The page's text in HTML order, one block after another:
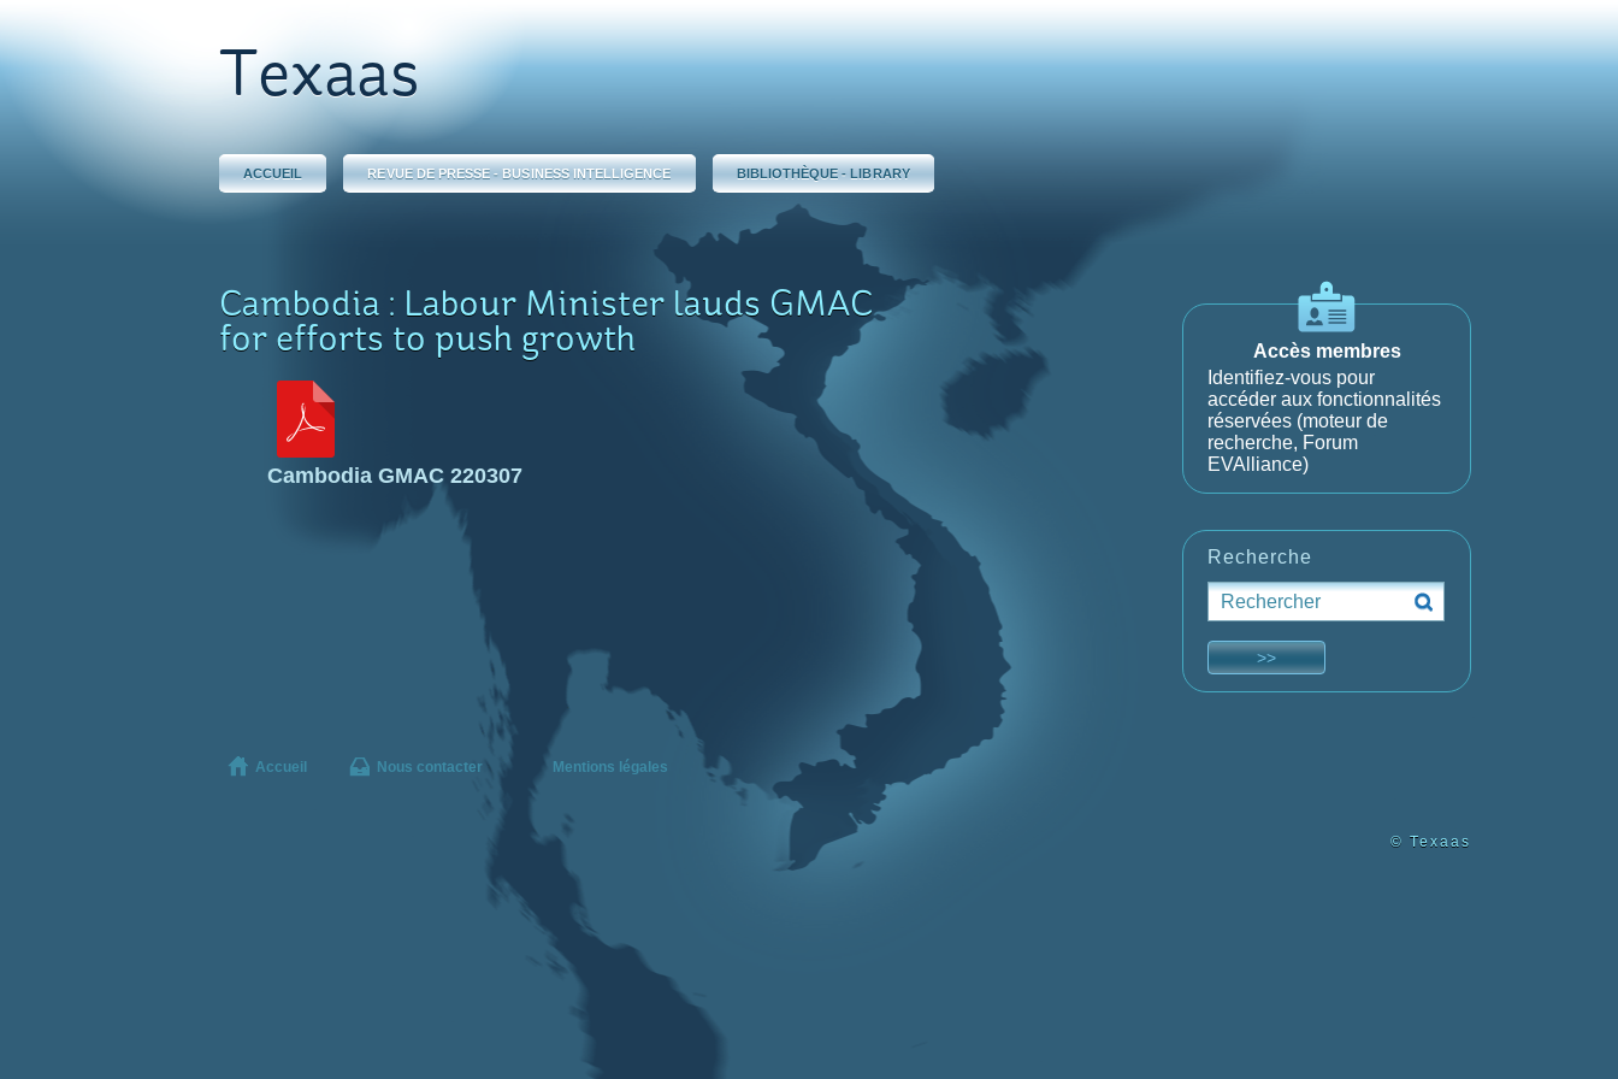
Texaas
ACCUEIL REVUE DE PRESSE - BUSINESS INTELLIGENCE BIBLIOTHÈQUE - LIBRARY
Cambodia : Labour Minister lauds GMAC
for efforts to push growth
Cambodia GMAC 220307
Accès membres
Identifiez-vous pour
accéder aux fonctionnalités
réservées (moteur de
recherche, Forum
EVAlliance)
Recherche
Accueil Nous contacter Mentions légales
© Texaas